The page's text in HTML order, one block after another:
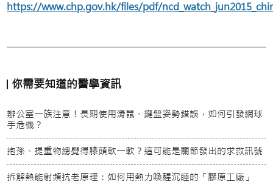
https://www.chp.gov.hk/files/pdf/
你需要知道的醫學資訊
辦公室一族注意！長期使用滑鼠、鍵盤姿勢錯誤，如何引發網球
手危機？
抱孫、提重物總覺得膝頭軟一軟？這可能是關節發出的求救訊號
拆解熱能射頻抗老原理：如何用熱力喚醒沉睡的「膠原工廠」